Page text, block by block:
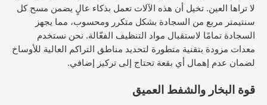
لا تراها العين. تخيل أن هذه الآلات تعمل بذكاء عالٍ يضمن مسح كل
سنتيمتر مربع من السجادة بشكل متكرر ومحسوب، مما يجهز
السجادة تمامًا لاستقبال مواد التنظيف الفعّالة. نحن نستخدم
معدات مزودة بتقنية متطورة لتحديد مناطق التراكم العالية للأوساخ
لضمان عدم إهمال أي بقعة تحتاج إلى تركيز إضافي.
قوة البخار والشفط العميق